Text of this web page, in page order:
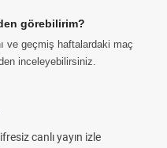
görebilirim?
ve geçmiş haftalardaki maç
inceleyebilirsiniz.
canlı yayın izle